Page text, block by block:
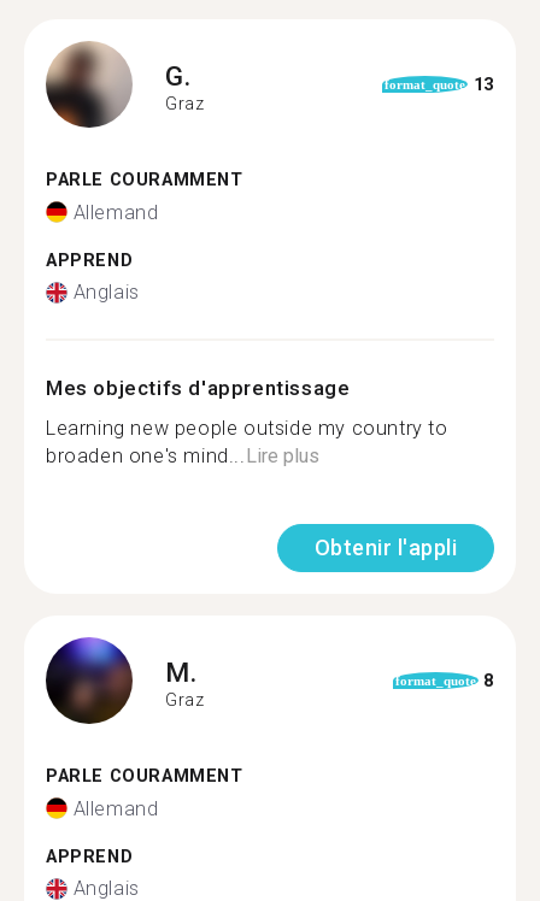
G.
Graz
format_quote 13
PARLE COURAMMENT
Allemand
APPREND
Anglais
Mes objectifs d'apprentissage
Learning new people outside my country to
broaden one's mind...Lire plus
Obtenir l'appli
M.
Graz
format_quote 8
PARLE COURAMMENT
Allemand
APPREND
Anglais